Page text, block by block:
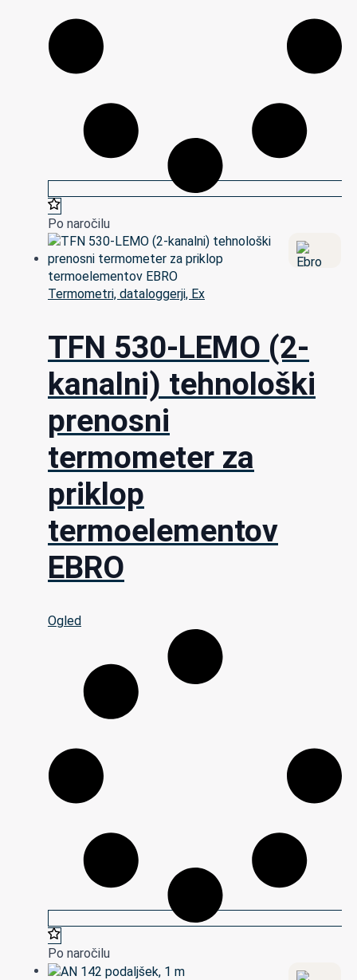
Po naročilu
Termometri, dataloggerji, Ex
TFN 530-LEMO (2-
kanalni) tehnološki
prenosni
termometer za
priklop
termoelementov
EBRO
Ogled
Po naročilu